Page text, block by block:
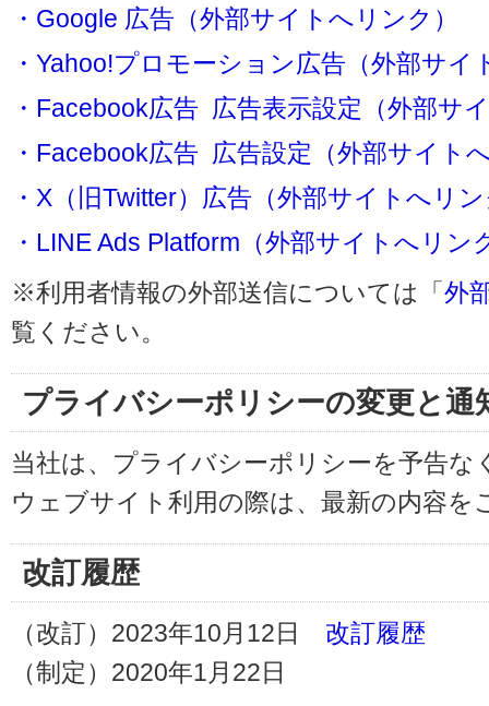
・Google 広告（外部サイトへリンク）
・Yahoo!プロモーション広告（外部サイ
・Facebook広告 広告表示設定（外部サ
・Facebook広告 広告設定（外部サイト
・X（旧Twitter）広告（外部サイトへリ
・LINE Ads Platform（外部サイトへリン
※利用者情報の外部送信については「外
覧ください。
プライバシーポリシーの変更と通
当社は、プライバシーポリシーを予告
ウェブサイト利用の際は、最新の内容を
改訂履歴
（改訂）2023年10月12日 改訂履歴
（制定）2020年1月22日